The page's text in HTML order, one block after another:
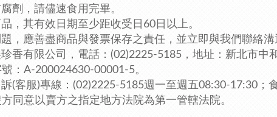
劑，請儘速食用完畢。
，其有效日期至少距收受日60日以上。
，應善盡商品與發票保存之責任，並立即與我們聯絡溝
香有限公司，電話：(02)2225-5185， 地址：新北市中
：A-200024630-00001-5。
(客服)專線：(02)2225-5185週一至週五08:30-17:30；
同意以賣方之指定地方法院為第一管轄法院。